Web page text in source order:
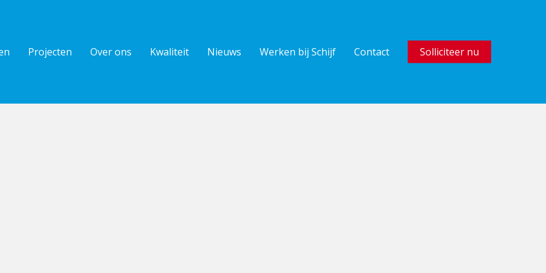
Projecten Over ons Kwaliteit Nieuws Werken bij Schijf Contact Solliciteer nu